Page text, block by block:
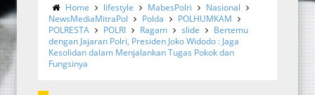
Home lifestyle MabesPolri
Nasional
NewsMediaMitraPol
Polda
POLHUMKAM
POLRESTA
POLRI Ragam slide
Bertemu
dengan Jajaran Polri, Presiden Joko Widodo : Jaga
Kesolidan dalam Menjalankan Tugas Pokok dan
Fungsinya